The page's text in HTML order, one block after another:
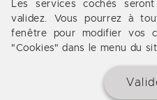
Les services cochés
validez. Vous pourrez à
fenêtre pour modifier vos
"Cookies" dans le menu du